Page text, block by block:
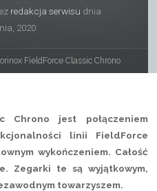
redakcja serwisu dnia
2020
FieldForce Classic Chrono
Chrono jest połączeniem
linii FieldForce
wykończeniem. Całość
Zegarki te są wyjątkowym,
towarzyszem.